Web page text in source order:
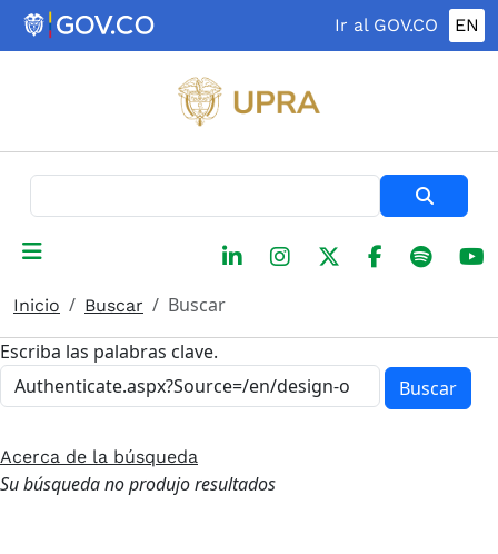
Pasar al contenido principal
Ir al GOV.CO EN
Inicio Buscar
Buscar
Escriba las palabras clave.
Buscar
Acerca de la búsqueda
Su búsqueda no produjo resultados